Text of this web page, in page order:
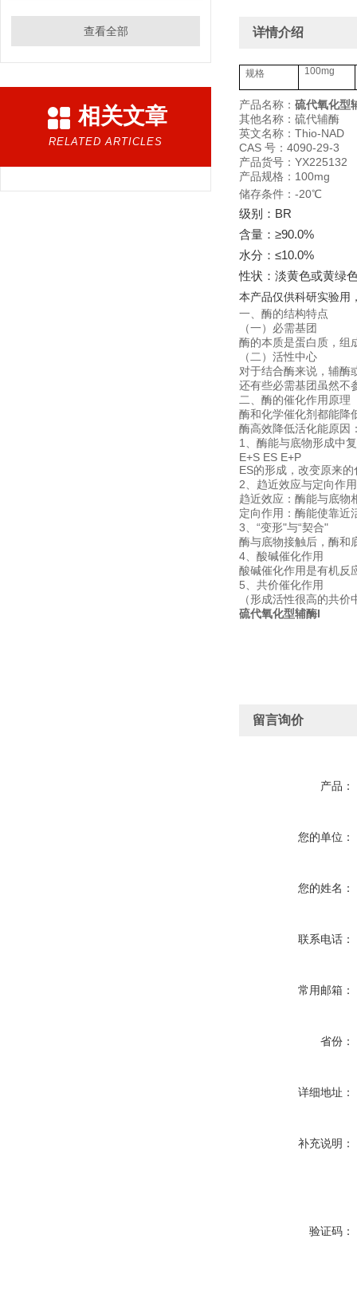
查看全部
相关文章
RELATED ARTICLES
详情介绍
规格 100mg
产品名称： 硫代氧化型
其他名称：硫代辅酶
英文名称：Thio-NAD
CAS 号：4090-29-3
产品货号：YX225132
产品规格：100mg
储存条件：-20℃
级别：BR
含量：≥90.0%
水分：≤10.0%
性状：淡黄色或黄绿
本产品仅供科研实验用
一、酶的结构特点
（一）必需基团
酶的本质是蛋白质，组
（二）活性中心
对于结合酶来说，辅酶
还有些必需基团虽然不
二、酶的催化作用原理
酶和化学催化剂都能降
酶高效降低活化能原因
1、酶能与底物形成中
E+S ES E+P
ES的形成，改变原来
2、趋近效应与定向作
趋近效应：酶能与底物
定向作用：酶能使靠近
3、“变形"与“契合"
酶与底物接触后，酶和
4、酸碱催化作用
酸碱催化作用是有机反
5、共价催化作用
（形成活性很高的共价
硫代氧化型辅酶I
留言询价
产品：
您的单位：
您的姓名：
联系电话：
常用邮箱：
省份：
详细地址：
补充说明：
验证码：